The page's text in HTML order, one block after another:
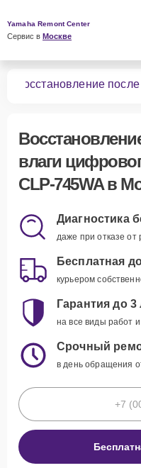
Yamaha Remont Center
Сервис в Москве
Восстановление
влаги
CLP-745WA в
Диагностика
даже при отказе от
Бесплатная
курьером
Гарантия до 3
на все виды работ и
Срочный
в день обращения